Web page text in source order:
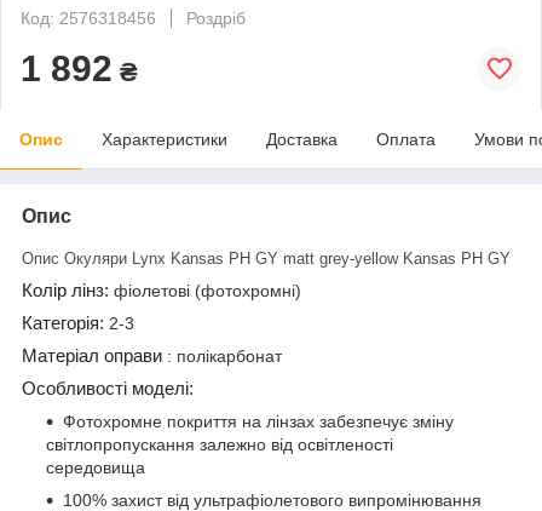
Код: 2576318456
Роздріб
1 892 ₴
Опис Характеристики Доставка Оплата Умови
Опис
Опис Окуляри Lynx Kansas PH GY matt grey-yellow Kansas PH GY
Колір лінз: фіолетові (фотохромні)
Категорія: 2-3
Матеріал оправи : полікарбонат
Особливості моделі:
Фотохромне покриття на лінзах забезпечує зміну
світлопропускання залежно від освітленості
середовища
100% захист від ультрафіолетового випромінювання